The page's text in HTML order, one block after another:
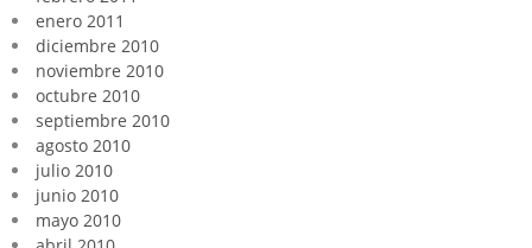
enero 2011
diciembre 2010
noviembre 2010
octubre 2010
septiembre 2010
agosto 2010
julio 2010
junio 2010
mayo 2010